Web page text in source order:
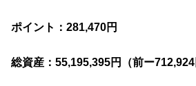
ポイント：281,470円
総資産：55,195,395円 （前ー712,924